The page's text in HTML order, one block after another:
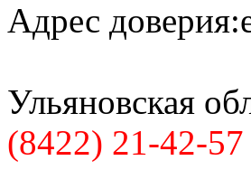
Адрес доверия:
Ульяновская
(8422) 21-42-57